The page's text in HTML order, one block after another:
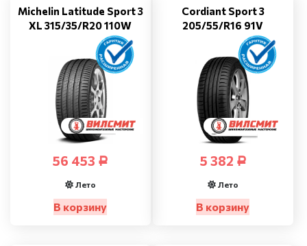
Michelin Latitude Sport 3
XL 315/35/R20 110W
56 453 Р
Лето
В корзину
Cordiant Sport 3
205/55/R16 91V
5 382 Р
Лето
В корзину